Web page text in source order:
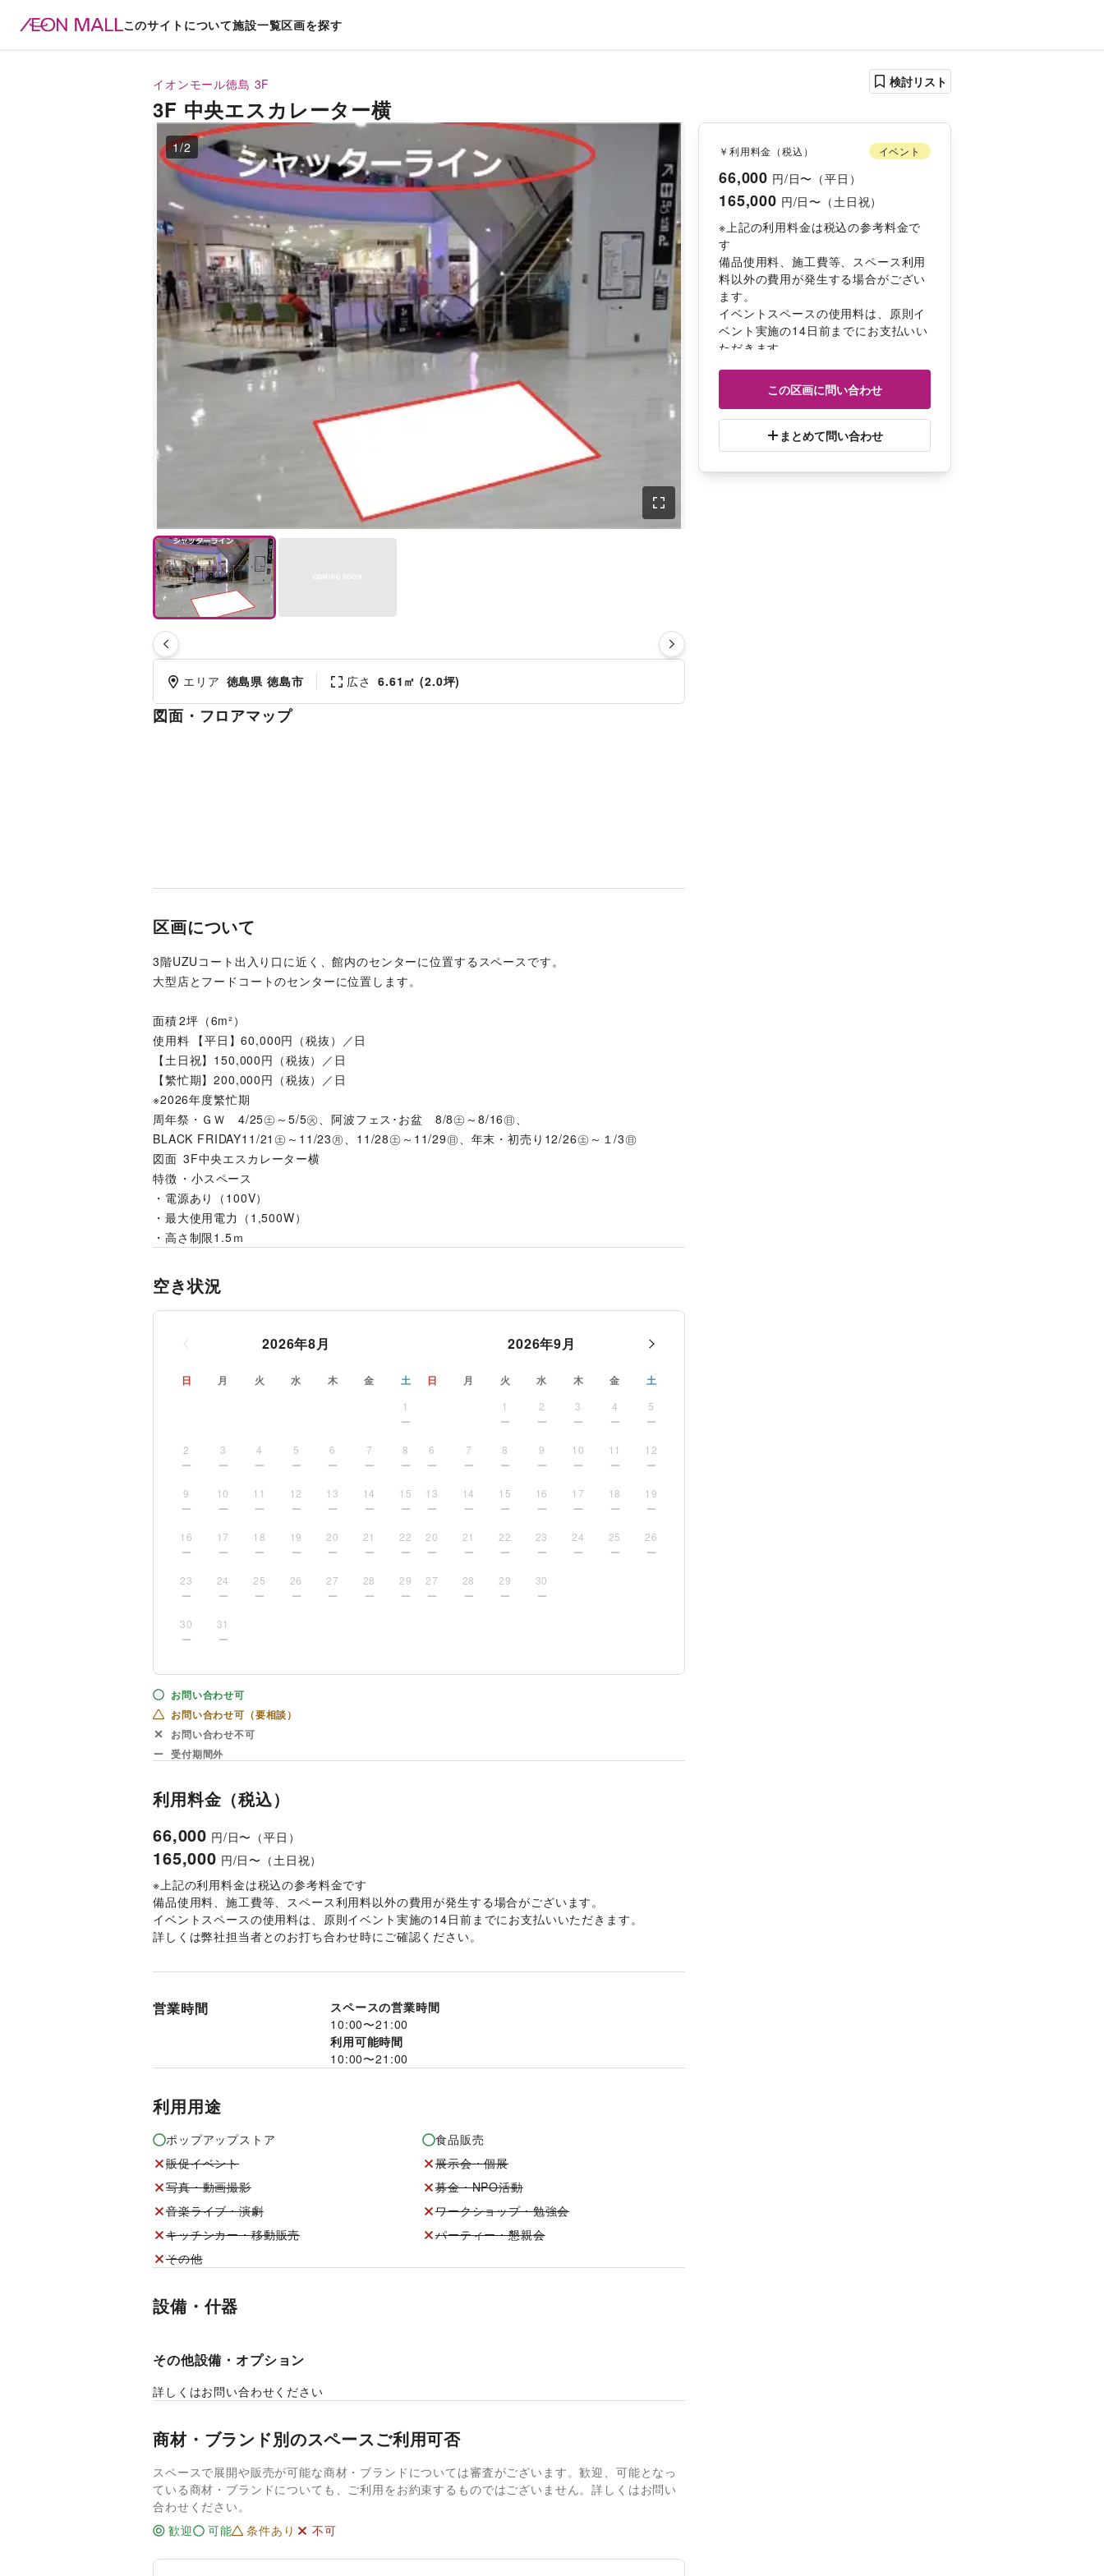
このサイトについて施設一覧区画を探す
イオンモール徳島 3F
3F 中央エスカレーター横
検討リスト
1/2
エリア 徳島県 徳島市 広さ 6.61㎡ (2.0坪)
図面・フロアマップ
区画について
3階UZUコート出入り口に近く、館内のセンターに位置するスペースです。
大型店とフードコートのセンターに位置します。
面積	2坪（6m²）
使用料	【平日】60,000円（税抜）／日
【土日祝】150,000円（税抜）／日
【繁忙期】200,000円（税抜）／日
※2026年度繁忙期
周年祭・ＧＷ　4/25㊏～5/5㊋、阿波フェス･お盆　8/8㊏～8/16㊐、
BLACK FRIDAY11/21㊏～11/23㊊、11/28㊏～11/29㊐、年末・初売り12/26㊏～１/3㊐
図面	 3F中央エスカレーター横
特徴	・小スペース
・電源あり（100V）
・最大使用電力（1,500W）
・高さ制限1.5ｍ
空き状況
2026年8月
日 月 火 水 木 金 土
1
2 3 4 5 6 7 8
9 10 11 12 13 14 15
16 17 18 19 20 21 22
23 24 25 26 27 28 29
30 31
2026年9月
日 月 火 水 木 金 土
1 2 3 4 5
6 7 8 9 10 11 12
13 14 15 16 17 18 19
20 21 22 23 24 25 26
27 28 29 30
お問い合わせ可
お問い合わせ可（要相談）
お問い合わせ不可
受付期間外
利用料金（税込）
66,000 円/日〜（平日）
165,000 円/日〜（土日祝）
※上記の利用料金は税込の参考料金です
備品使用料、施工費等、スペース利用料以外の費用が発生する場合がございます。
イベントスペースの使用料は、原則イベント実施の14日前までにお支払いいただきます。
詳しくは弊社担当者とのお打ち合わせ時にご確認ください。
営業時間
スペースの営業時間
10:00〜21:00
利用可能時間
10:00〜21:00
利用用途
ポップアップストア
食品販売
販促イベント
展示会・個展
写真・動画撮影
募金・NPO活動
音楽ライブ・演劇
ワークショップ・勉強会
キッチンカー・移動販売
パーティー・懇親会
その他
設備・什器
その他設備・オプション
詳しくはお問い合わせください
商材・ブランド別のスペースご利用可否
スペースで展開や販売が可能な商材・ブランドについては審査がございます。歓迎、可能となっ
ている商材・ブランドについても、ご利用をお約束するものではございません。詳しくはお問い
合わせください。
歓迎
可能 条件あり 不可
￥利用料金（税込） イベント
66,000 円/日〜（平日）
165,000 円/日〜（土日祝）
※上記の利用料金は税込の参考料金で
す
備品使用料、施工費等、スペース利用
料以外の費用が発生する場合がござい
ます。
イベントスペースの使用料は、原則イ
ベント実施の14日前までにお支払いい
ただきます。
時にご確認ください。
この区画に問い合わせ
まとめて問い合わせ